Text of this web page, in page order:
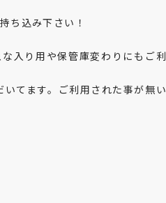
ち込み下さい！
入り用や保管庫変わりにもご利
てます。ご利用された事が無い